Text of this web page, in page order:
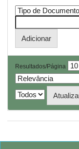
Resultados/Página